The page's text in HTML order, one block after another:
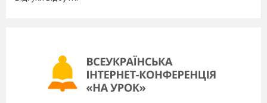
це цінні вторинні ресурси, які після
участі з боку держави, проте кожен сьогодні
почати з себе, а для цього потрібно
правильно навчитися сортувати сміття.